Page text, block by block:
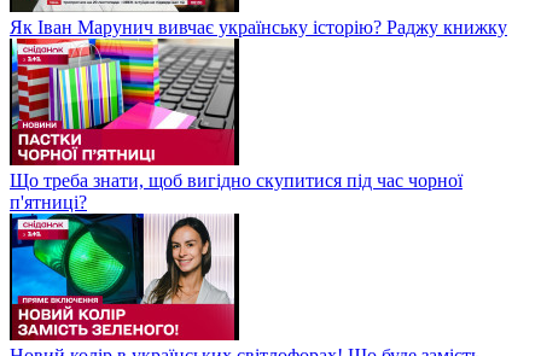
Як Іван Марунич вивчає українську історію? Раджу книжку
Що треба знати, щоб вигідно скупитися під час чорної
п'ятниці?